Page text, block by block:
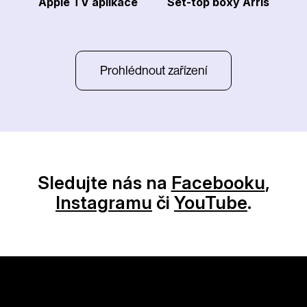
Prohlédnout zařízení
Sledujte nás na Facebooku,
Instagramu či YouTube.